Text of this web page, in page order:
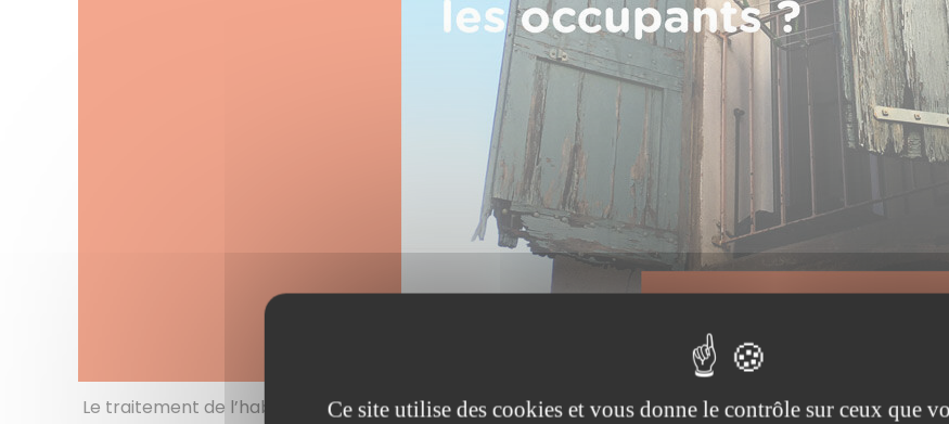
Le traitement de l’habitat dégradé, indigne, indécent, insalubre, ou dangereux constitue un enjeu
Ce site utilise des cookies et vous donne le contrôle sur ceux que